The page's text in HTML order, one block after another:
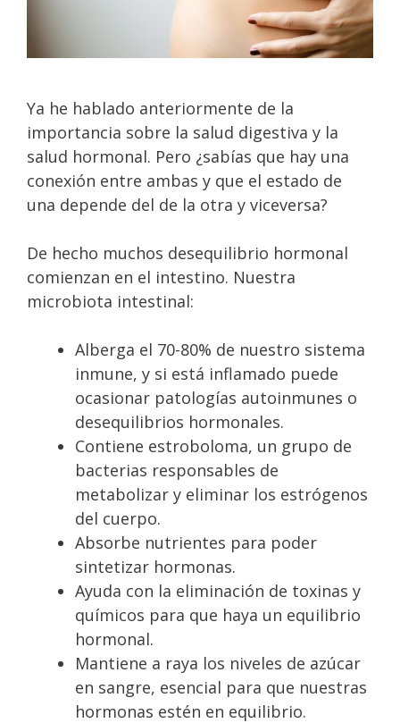
Ya he hablado anteriormente de la
importancia sobre la salud digestiva y la
salud hormonal. Pero ¿sabías que hay una
conexión entre ambas y que el estado de
una depende del de la otra y viceversa?
De hecho muchos desequilibrio hormonal
comienzan en el intestino. Nuestra
microbiota intestinal:
Alberga el 70-80% de nuestro sistema
inmune, y si está inflamado puede
ocasionar patologías autoinmunes o
desequilibrios hormonales.
Contiene estroboloma, un grupo de
bacterias responsables de
metabolizar y eliminar los estrógenos
del cuerpo.
Absorbe nutrientes para poder
sintetizar hormonas.
Ayuda con la eliminación de toxinas y
químicos para que haya un equilibrio
hormonal.
Mantiene a raya los niveles de azúcar
en sangre, esencial para que nuestras
hormonas estén en equilibrio.